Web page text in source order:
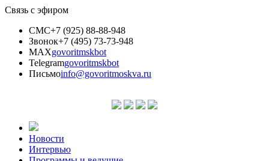
Связь с эфиром
СМС+7 (925) 88-88-948
Звонок+7 (495) 73-73-948
MAXgovoritmskbot
Telegramgovoritmskbot
Письмоinfo@govoritmoskva.ru
Новости
Интервью